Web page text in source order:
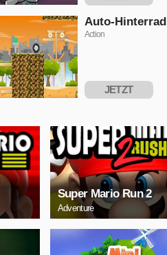
Auto-Hinterrad
Action
JETZT
Super Mario Run 2
Adventure